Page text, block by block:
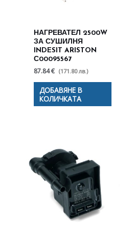
НАГРЕВАТЕЛ 2500W
ЗА СУШИЛНЯ
INDESIT ARISTON
С00095567
87.84 € (171.80 лв.)
ДОБАВЯНЕ В
КОЛИЧКАТА